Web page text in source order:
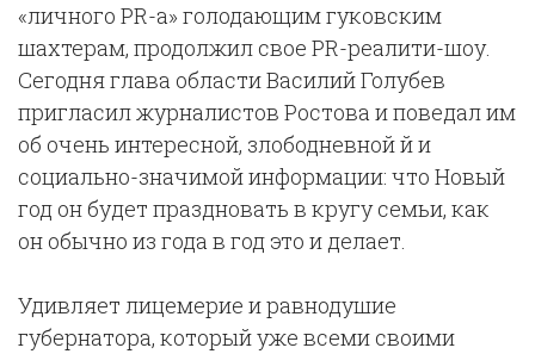
«личного PR-а» голодающим гуковским
шахтерам, продолжил свое PR-реалити-шоу.
Сегодня глава области Василий Голубев
пригласил журналистов Ростова и поведал им
об очень интересной, злободневной й и
социально-значимой информации: что Новый
год он будет праздновать в кругу семьи, как
он обычно из года в год это и делает.
Удивляет лицемерие и равнодушие
губернатора, который уже всеми своими